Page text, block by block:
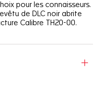
pour les connaisseurs.
de DLC noir abrite
Calibre TH20-00.
pour une lisibilité